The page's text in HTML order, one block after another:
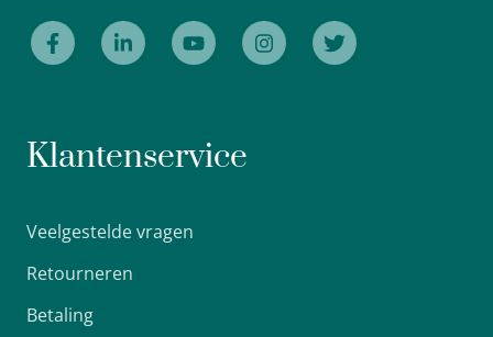
Klantenservice
Veelgestelde vragen
Retourneren
Betaling